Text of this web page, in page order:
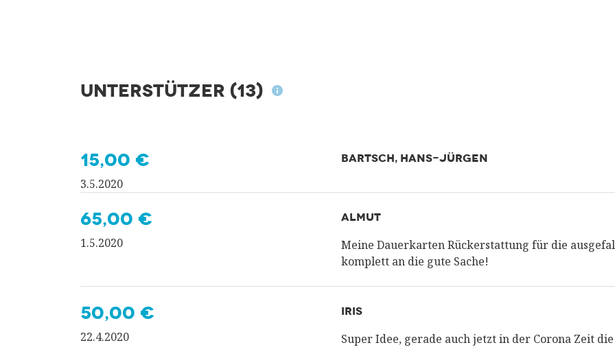
Unterstützer (13)
15,00 €
3.5.2020
BARTSCH, HANS-JÜRGEN
65,00 €
1.5.2020
ALMUT
Meine Dauerkarten Rückerstattung für die
komplett an die gute Sache!
50,00 €
22.4.2020
IRIS
Super Idee, gerade auch jetzt in der Corona Zeit